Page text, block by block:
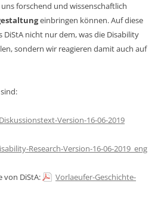
forschend und wissenschaftlich
einbringen können. Auf diese
DiStA nicht nur dem, was die Disability
sondern wir reagieren damit auch auf
Version-16-06-2019
Research-Version-16-06-2019_eng
von DiStA:
Vorlaeufer-Geschichte-